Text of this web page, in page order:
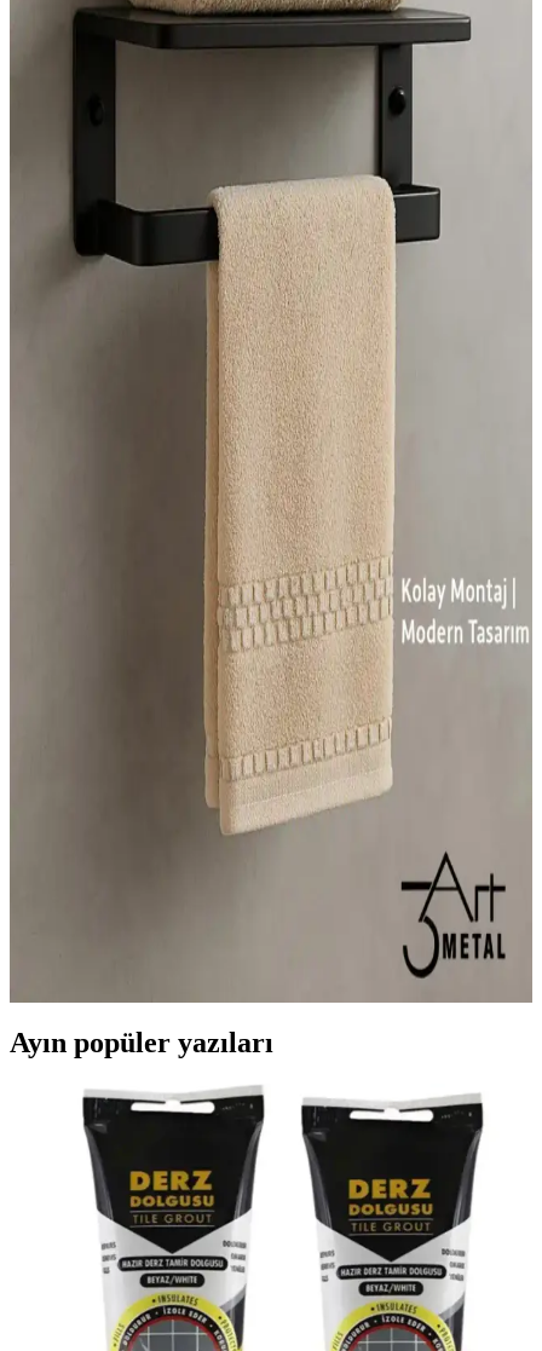
Metalshop 6 Parça Banyo Seti: Estetik ve
Fonksiyonellik Sunan Modern Tasarım
Metalshop'un 6 parçalık banyo seti, modern tasarımı ve dayanıklı
malzemeleriyle küçük alanlarda bile fonksiyonellik sağlar, şık ve
IKEA Küvet Sehpası Modelleri ve Banyo
Dekorasyonunda Kullanım İpuçları
IKEA'nın çeşitli küvet sehpası modelleri, dayanıklı malzeme ve şık
tasarımlarla banyonuzda düzen ve estetik sağlar, kullanım kolaylığı
Modern Dayanıklı Duş Rafları: Estetik ve İşlevselliği
Bir Arada Sunan Tasarımlar
Modern duş rafları, dayanıklı malzemeleri ve şık tasarımlarıyla
banyo ortamını düzenler, kullanım kolaylığı ve estetik sağlar. Uzun
ömürlü ve suya dayanıklı seçenekler ile banyo deneyiminizi
Makbulce Nergiz Beyaz ve Renkli Kirli Çamaşır
Sepetli Çok Amaçlı Banyo Dolabı Özellikleri
Makbulce Nergiz banyo dolabı, estetik ve dayanıklı tasarımıyla
banyoda düzen sağlar, hareketli raf ve sepetleriyle pratik kullanım
sunar, kolay kurulumu ve güvenli malzemeleriyle öne çıkar.
Deterjan Askılığı Seçenekleri ve Mutfak Düzeninde
Mutfak ve banyolarda hijyen ve düzeni sağlayan deterjan askılıkları,
çeşitli modeller ve malzemelerle pratik kullanım sunar. Dayanıklı ve
estetik tasarımlarla temizlik alanlarınızı optimize edin.
Modern 3 raflı havlu askısı, dayanıklı malzemeleri ve şık tasarımıyla
banyoda düzeni sağlar, alan tasarrufu yapar ve estetik görünüm
Ayın popüler yazıları